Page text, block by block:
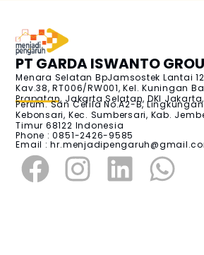
PT GARDA ISWANTO
Menara Selatan BpJamsostek Lantai
Kav.38, RT006/RW001, Kel. Kuningan
Prapatan, Jakarta Selatan, DKI Jakarta,
Perum. San Cefila No.A2-B,
Kebonsari, Kec. Sumbersari, Kab.
Timur 68122 Indonesia
Phone : 0851-2426-9585
Email :